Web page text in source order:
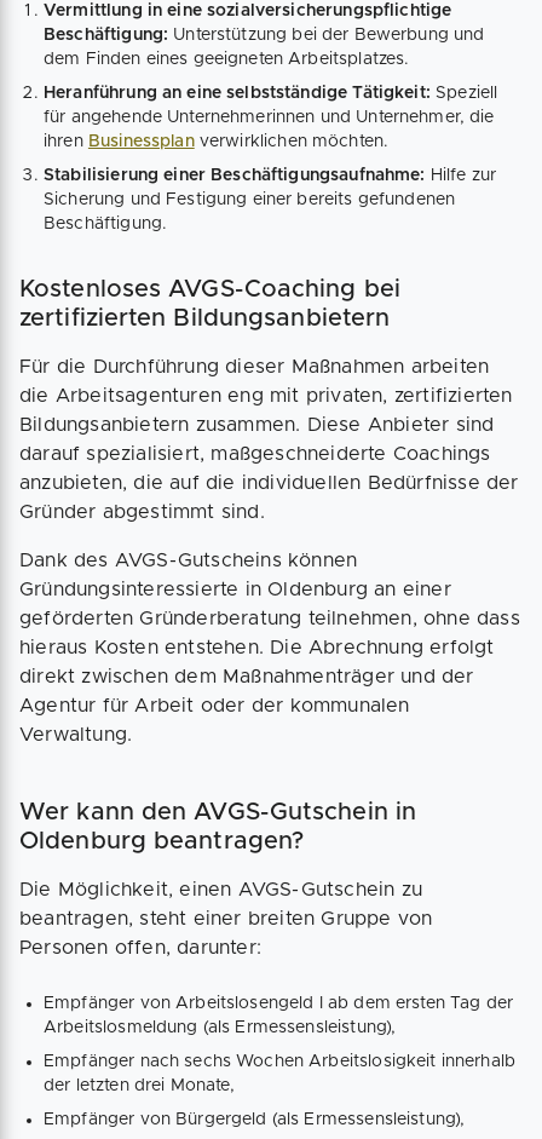
Vermittlung in eine sozialversicherungspflichtige
Beschäftigung: Unterstützung bei der Bewerbung und
dem Finden eines geeigneten Arbeitsplatzes.
Heranführung an eine selbstständige Tätigkeit:Speziell
für angehende Unternehmerinnen und Unternehmer, die
ihren Businessplanverwirklichen möchten.
Stabilisierung einer Beschäftigungsaufnahme: Hilfe zur
Sicherung und Festigung einer bereits gefundenen
Beschäftigung.
Kostenloses AVGS-Coaching bei
zertifizierten Bildungsanbietern
Für die Durchführung dieser Maßnahmen arbeiten
die Arbeitsagenturen eng mit privaten, zertifizierten
Bildungsanbietern zusammen. Diese Anbieter sind
darauf spezialisiert, maßgeschneiderte Coachings
anzubieten, die auf die individuellen Bedürfnisse der
Gründer abgestimmt sind.
Dank des AVGS-Gutscheins können
Gründungsinteressierte in Oldenburg an einer
geförderten Gründerberatung teilnehmen, ohne dass
hieraus Kosten entstehen. Die Abrechnung erfolgt
direkt zwischen dem Maßnahmenträger und der
Agentur für Arbeit oder der kommunalen
Verwaltung.
Wer kann den AVGS-Gutschein in
Oldenburg beantragen?
Die Möglichkeit, einen AVGS-Gutschein zu
beantragen, steht einer breiten Gruppe von
Personen offen, darunter:
Empfänger von Arbeitslosengeld I ab dem ersten Tag der
Arbeitslosmeldung (als Ermessensleistung),
Empfänger nach sechs Wochen Arbeitslosigkeit innerhalb
der letzten drei Monate,
Empfänger von Bürgergeld (als Ermessensleistung),